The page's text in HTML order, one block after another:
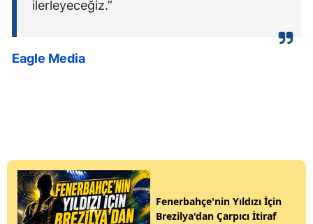
ilerleyeceğiz.”
Eagle Media
Fenerbahçe'nin Yıldızı İçin
Brezilya'dan Çarpıcı İtiraf